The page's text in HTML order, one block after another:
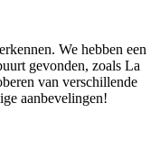
We hebben een
gevonden, zoals La
van verschillende
aanbevelingen!